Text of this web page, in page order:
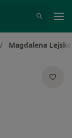
města
Magdalena